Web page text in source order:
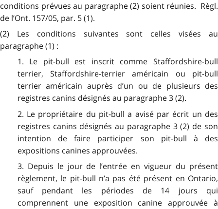
conditions prévues au paragraphe (2) soient réunies. Règl.
de l’Ont. 157/05, par. 5 (1).
(2) Les conditions suivantes sont celles visées au
paragraphe (1) :
1. Le pit-bull est inscrit comme Staffordshire-bull
terrier, Staffordshire-terrier américain ou pit-bull
terrier américain auprès d’un ou de plusieurs des
registres canins désignés au paragraphe 3 (2).
2. Le propriétaire du pit-bull a avisé par écrit un des
registres canins désignés au paragraphe 3 (2) de son
intention de faire participer son pit-bull à des
expositions canines approuvées.
3. Depuis le jour de l’entrée en vigueur du présent
règlement, le pit-bull n’a pas été présent en Ontario,
sauf pendant les périodes de 14 jours qui
comprennent une exposition canine approuvée à